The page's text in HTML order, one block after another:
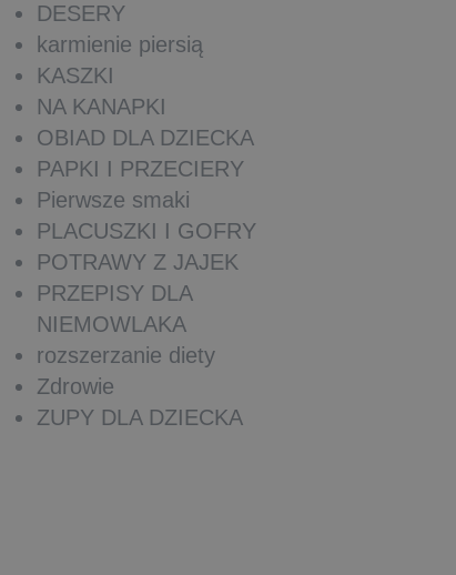
DESERY
karmienie piersią
KASZKI
NA KANAPKI
OBIAD DLA DZIECKA
PAPKI I PRZECIERY
Pierwsze smaki
PLACUSZKI I GOFRY
POTRAWY Z JAJEK
PRZEPISY DLA
NIEMOWLAKA
rozszerzanie diety
Zdrowie
ZUPY DLA DZIECKA